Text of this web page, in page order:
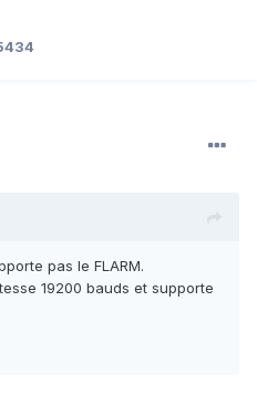
pas le FLARM.
19200 bauds et supporte